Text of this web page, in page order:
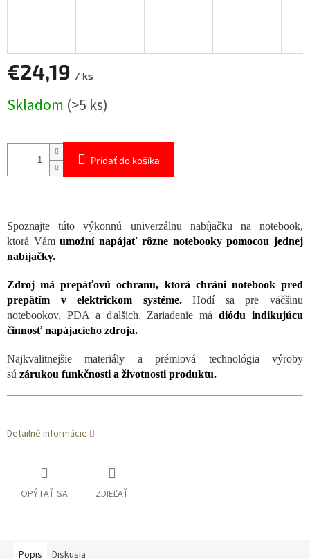
€24,19 / ks
cena:
Skladom (>5 ks)
Pridať do košíka
Spoznajte túto výkonnú univerzálnu nabíjačku na notebook,
ktorá Vámumožní napájať rôzne notebooky pomocou jednej
nabíjačky.
Zdroj má prepäťovú ochranu, ktorá chráni notebook pred
prepätím v elektrickom systéme.
Hodí sa pre väčšinu
notebookov, PDA a ďalších. Zariadenie mádiódu indikujúcu
činnosť napájacieho zdroja.
Najkvalitnejšie materiály a prémiová technológia výroby
sú zárukou funkčnosti a životnosti produktu.
Detailné informácie
OPÝTAŤ SA ZDIEĽAŤ
Popis Diskusia